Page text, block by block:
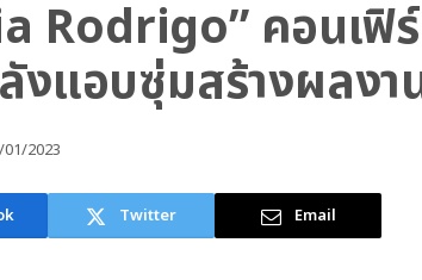
Rodrigo” คอนเฟิร์
งแอบซุ่มสร้างผลงา
01/2023
Twitter Email